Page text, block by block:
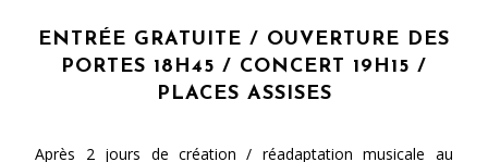
ENTRÉE GRATUITE / OUVERTURE DES
PORTES 18H45 / CONCERT 19H15 /
PLACES ASSISES
Après 2 jours de création / réadaptation musicale au